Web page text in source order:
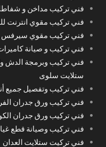
فني تركيب مداخن و
فني تركيب مقوي انترنت
فني تركيب مقوي سيرفس
فني تركيب و صيانة
فني تركيب وبرمجة الدش
ستلايت سلوى
فني تركيب وتفصيل جميع
فني تركيب ورق جدران
فني تركيب ورق جدران
فني تركيب وصيانة قطع
فني تركيت ستلايت العدان